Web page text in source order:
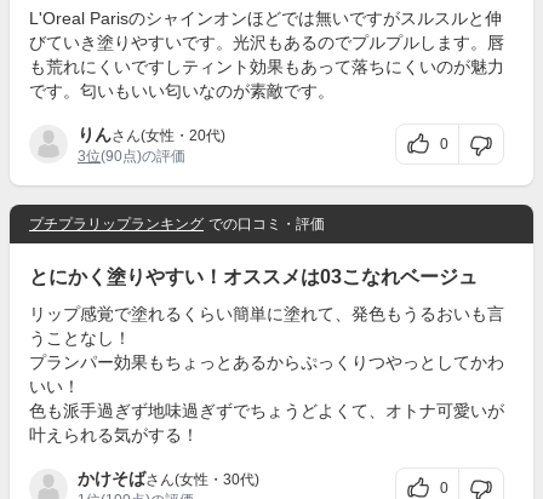
L'Oreal Parisのシャインオンほどでは無いですがスルスルと伸
びていき塗りやすいです。光沢もあるのでプルプルします。唇
も荒れにくいですしティント効果もあって落ちにくいのが魅力
です。匂いもいい匂いなのが素敵です。
りんさん(女性・20代)
3位(90点)の評価
0
プチプラリップランキング での口コミ・評価
とにかく塗りやすい！オススメは03こなれベージュ
リップ感覚で塗れるくらい簡単に塗れて、発色もうるおいも言
うことなし！
プランパー効果もちょっとあるからぷっくりつやっとしてかわ
いい！
色も派手過ぎず地味過ぎずでちょうどよくて、オトナ可愛いが
叶えられる気がする！
かけそばさん(女性・30代)
0